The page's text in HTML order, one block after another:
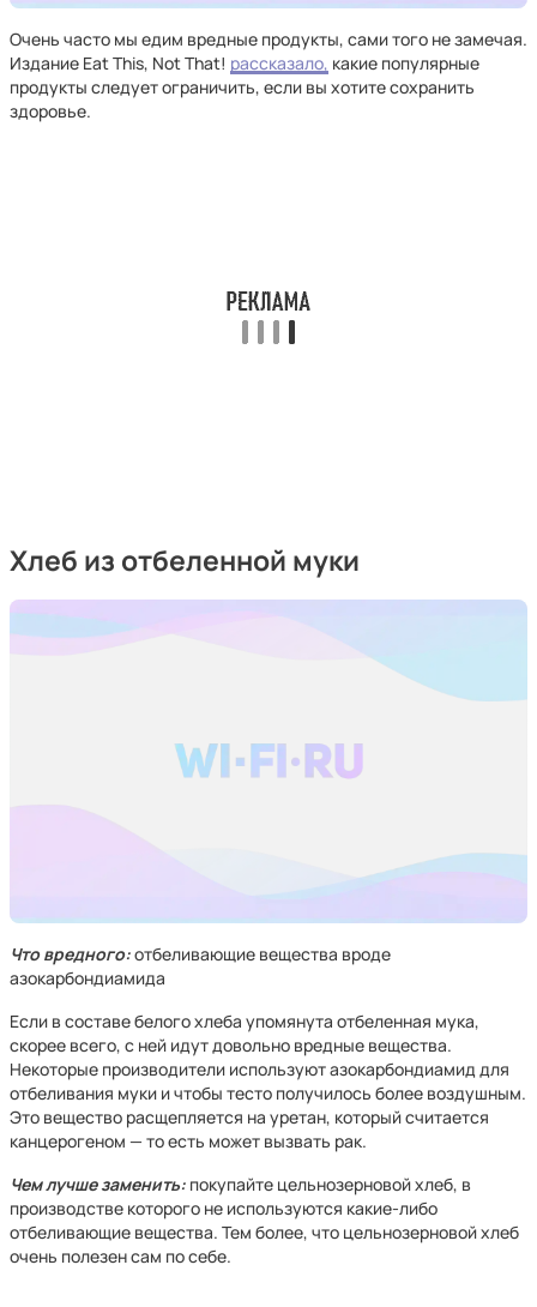
Очень часто мы едим вредные продукты, сами того не замечая.
Издание Eat This, Not That! рассказало, какие популярные
продукты следует ограничить, если вы хотите сохранить
здоровье.
Хлеб из отбеленной муки
Что вредного:отбеливающие вещества вроде
азокарбондиамида
Если в составе белого хлеба упомянута отбеленная мука,
скорее всего, с ней идут довольно вредные вещества.
Некоторые производители используют азокарбондиамид для
отбеливания муки и чтобы тесто получилось более воздушным.
Это вещество расщепляется на уретан, который считается
канцерогеном — то есть может вызвать рак.
Чем лучше заменить: покупайте цельнозерновой хлеб, в
производстве которого не используются какие-либо
отбеливающие вещества. Тем более, что цельнозерновой хлеб
очень полезен сам по себе.